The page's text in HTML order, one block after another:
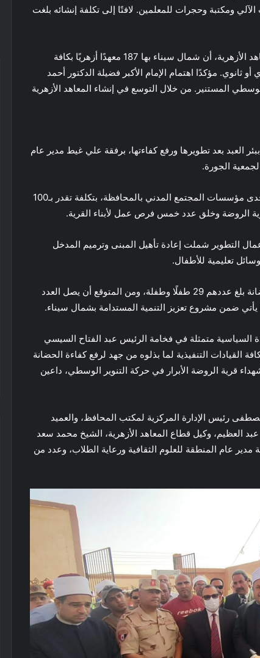
ومكتبة وحجرات للمعلمين. لافتًا إلى تكلفة إنشائه بلغت
من جانبه، قال الدكتور أيمن عبد الغني، رئيس قطاع المعاهد الأزهرية، أن شمال سيناء بها 187 معهدًا أزهريًا بكافة
ثانوي. مؤكدًا اهتمام الإمام الأكبر فضيلة الدكتور أحمد
المستنير. من خلال التوسع في إنشاء المعاهد الأزهرية
العبد بعد تطويرها ورفع كفاءتها، برفقة علي غيط مدير عام
الجورة.
وأكد «الخولي» أن الحضانة أقامتها جمعية الجورة وهي إحدى مؤسسات المجتمع المدني بالمحافظة، بتكلفة تقدر بـ100
الروضة وخلق عدد خمس فرص عمل لأبناء القرية.
التطوير شملت إعادة تأهيل المبنى وترميم المدخل
تعليمية للأطفال.
كما أشار «سويلم» إلى أن عدد الأطفال المسجلين بالحضانة بلغ عددهم 29 طفلًا وطفلة، ومن المتوقع أن يصل العدد
السياسية متمثلة في فخامة الرئيس عبد الفتاح السيسي
التنفيذية لما بذلوه من جهد لرفع كفاءة الحضانة
قرية الروضة الأبرار في حركة التنوير الوسطي، داعين
رئيس الإدارة المركزية لمكتب المحافظ، والعميد
العظيم، وكيل قطاع المعاهد الأزهرية، الشيخ محمد سعد
عام المنطقة للعلوم الثقافية ورعاية الطلاب، وعدد من